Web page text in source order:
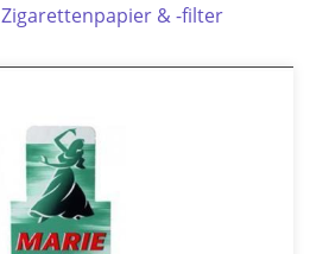
Zigarettenpapier & -filter